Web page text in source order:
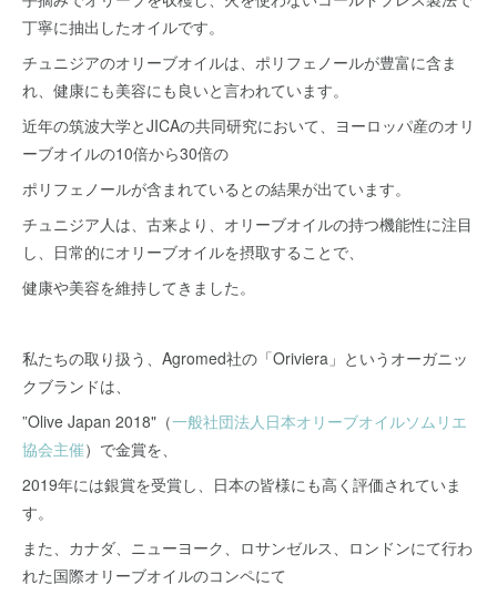
丁寧に抽出したオイルです。
チュニジアのオリーブオイルは、ポリフェノールが豊富に含ま
れ、健康にも美容にも良いと言われています。
近年の筑波大学とJICAの共同研究において、ヨーロッパ産のオリ
ーブオイルの10倍から30倍の
ポリフェノールが含まれているとの結果が出ています。
チュニジア人は、古来より、オリーブオイルの持つ機能性に注目
し、日常的にオリーブオイルを摂取することで、
健康や美容を維持してきました。
私たちの取り扱う、Agromed社の「Oriviera」というオーガニッ
クブランドは、
”Olive Japan 2018"（一般社団法人日本オリーブオイルソムリエ
協会主催）で金賞を、
2019年には銀賞を受賞し、日本の皆様にも高く評価されていま
す。
また、カナダ、ニューヨーク、ロサンゼルス、ロンドンにて行わ
れた国際オリーブオイルのコンペにて